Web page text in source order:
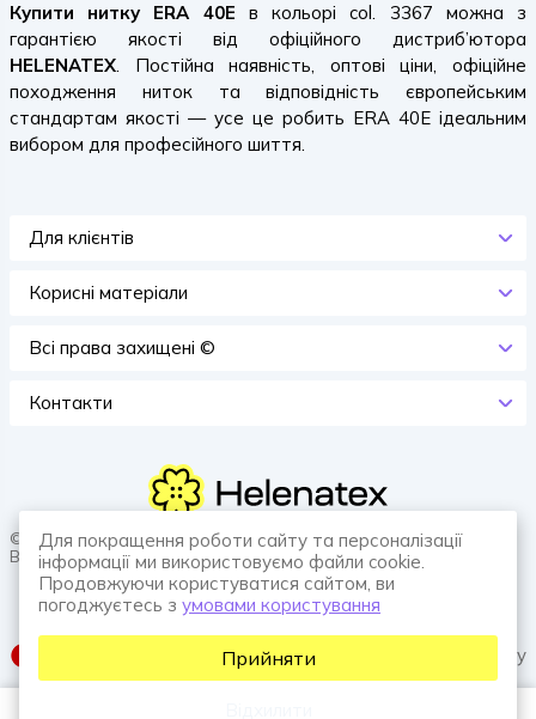
Купити нитку ERA 40E в кольорі col. 3367 можна з
гарантією якості від офіційного дистриб’ютора
HELENATEX. Постійна наявність, оптові ціни, офіційне
походження ниток та відповідність європейським
стандартам якості — усе це робить ERA 40E ідеальним
вибором для професійного шиття.
Для клієнтів
Корисні матеріали
Всi права захищенi ©
Контакти
© 2026 HELENATEX «Ґудзики, вішаки, нитки. Власне виробництво.
Все для швейної справи.»
SUFIX web agency
Для покращення роботи сайту та персоналізації
інформації ми використовуємо файли cookie.
Продовжуючи користуватися сайтом, ви
погоджуєтесь з умовами користування
Прийняти